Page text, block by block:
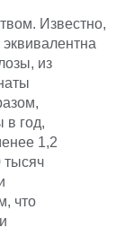
Известно,
из
в год,
1,2
тысяч
что